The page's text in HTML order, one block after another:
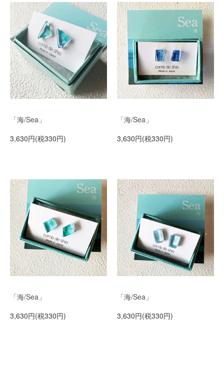
「海/Sea」
3,630円(税330円)
「海/Sea」
3,630円(税330円)
「海/Sea」
3,630円(税330円)
「海/Sea」
3,630円(税330円)